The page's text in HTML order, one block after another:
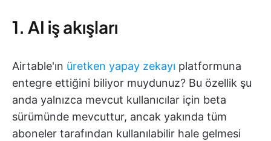
1. AI iş akışları
Airtable'ın üretken yapay zekayı platformuna
entegre ettiğini biliyor muydunuz? Bu özellik şu
anda yalnızca mevcut kullanıcılar için beta
sürümünde mevcuttur, ancak yakında tüm
aboneler tarafından kullanılabilir hale gelmesi